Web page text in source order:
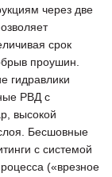
через две
срок
проушин.
гидравлики
РВД с
высокой
Бесшовные
с системой
(«врезное